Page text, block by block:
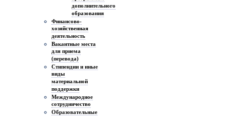
дополнительного
образования
Финансово-
хозяйственная
деятельность
Вакантные места
для приема
(перевода)
Стипендии и иные
виды
материальной
поддержки
Международное
сотрудничество
Образовательные